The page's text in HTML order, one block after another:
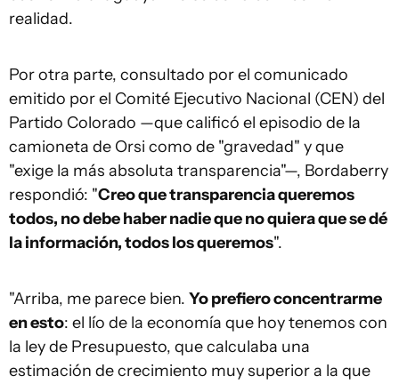
realidad.
Por otra parte, consultado por el comunicado
emitido por el Comité Ejecutivo Nacional (CEN) del
Partido Colorado —que calificó el episodio de la
camioneta de Orsi como de "gravedad" y que
"exige la más absoluta transparencia"—, Bordaberry
respondió: "Creo que transparencia queremos
todos, no debe haber nadie que no quiera que se dé
la información, todos los queremos".
"Arriba, me parece bien. Yo prefiero concentrarme
en esto: el lío de la economía que hoy tenemos con
la ley de Presupuesto, que calculaba una
estimación de crecimiento muy superior a la que